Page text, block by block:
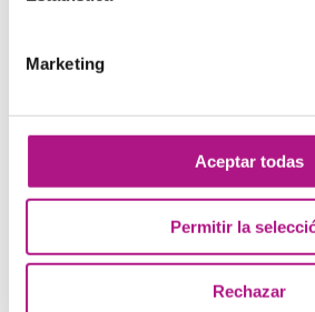
Marketing
Aceptar todas
Permitir la
Rechazar
profesionales y la
hemos hablado tienen un par de
requieren a personas con
en el mercado laboral: se buscan
capacidad de adaptación,
capacidad comunicativa,
orientación a resultados y,por supuesto